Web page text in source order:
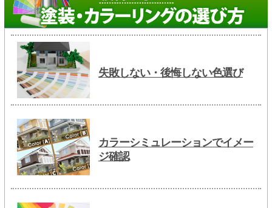
失敗しない・後悔しない色選び
カラーシミュレーションでイメー
ジ確認